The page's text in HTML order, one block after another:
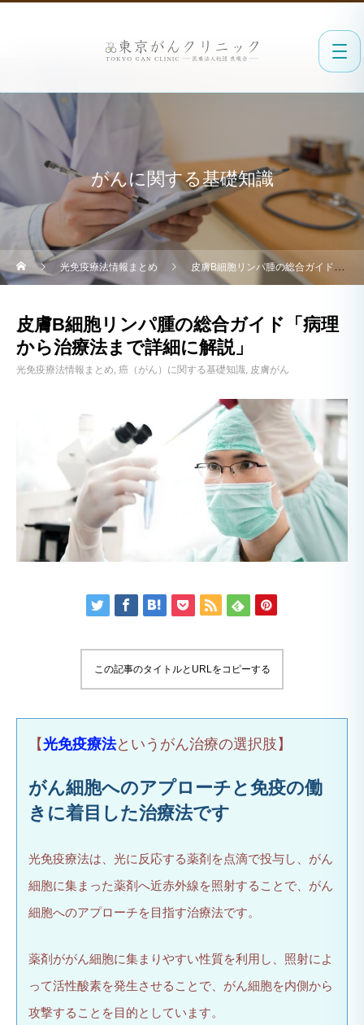
がんに関する基礎知識
光免疫療法情報まとめ 皮膚B細胞リンパ腫の総合ガイド「病理から治療法まで詳細に解説」
皮膚B細胞リンパ腫の総合ガイド「病理
から治療法まで詳細に解説」
光免疫療法情報まとめ 癌（がん）に関する基礎知識 皮膚がん
この記事のタイトルとURLをコピーする
【光免疫療法というがん治療の選択肢】
がん細胞へのアプローチと免疫の働
きに着目した治療法です
光免疫療法は、光に反応する薬剤を点滴で投与し、がん
細胞に集まった薬剤へ近赤外線を照射することで、がん
細胞へのアプローチを目指す治療法です。
薬剤ががん細胞に集まりやすい性質を利用し、照射によ
って活性酸素を発生させることで、がん細胞を内側から
攻撃することを目的としています。